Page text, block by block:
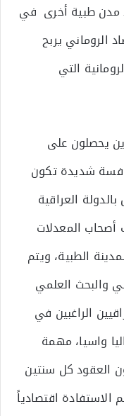
مدن طبية أخرى في
الروماني يربح
التي
يحصلون على
شديدة تكون
يفترض بالدولة العراقية
أصحاب المعدلات
الطبية، ويتم
والبحث العلمي
الراغبين في
واسيا، مهمة
العقود كل سنتين
الاستفادة اقتصادياً